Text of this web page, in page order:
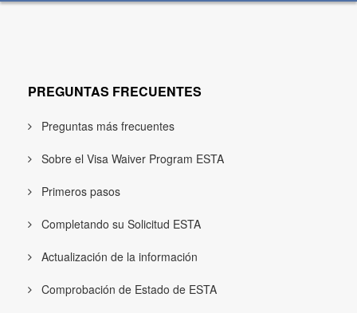
PREGUNTAS FRECUENTES
Preguntas más frecuentes
Sobre el Visa Waiver Program ESTA
Primeros pasos
Completando su Solicitud ESTA
Actualización de la información
Comprobación de Estado de ESTA